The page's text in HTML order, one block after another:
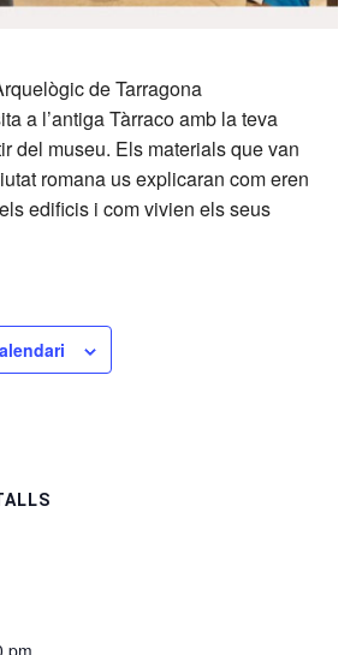
de Tarragona
a l’antiga Tàrraco amb la teva
del museu. Els materials que van
romana us explicaran com eren
edificis i com vivien els seus
pm